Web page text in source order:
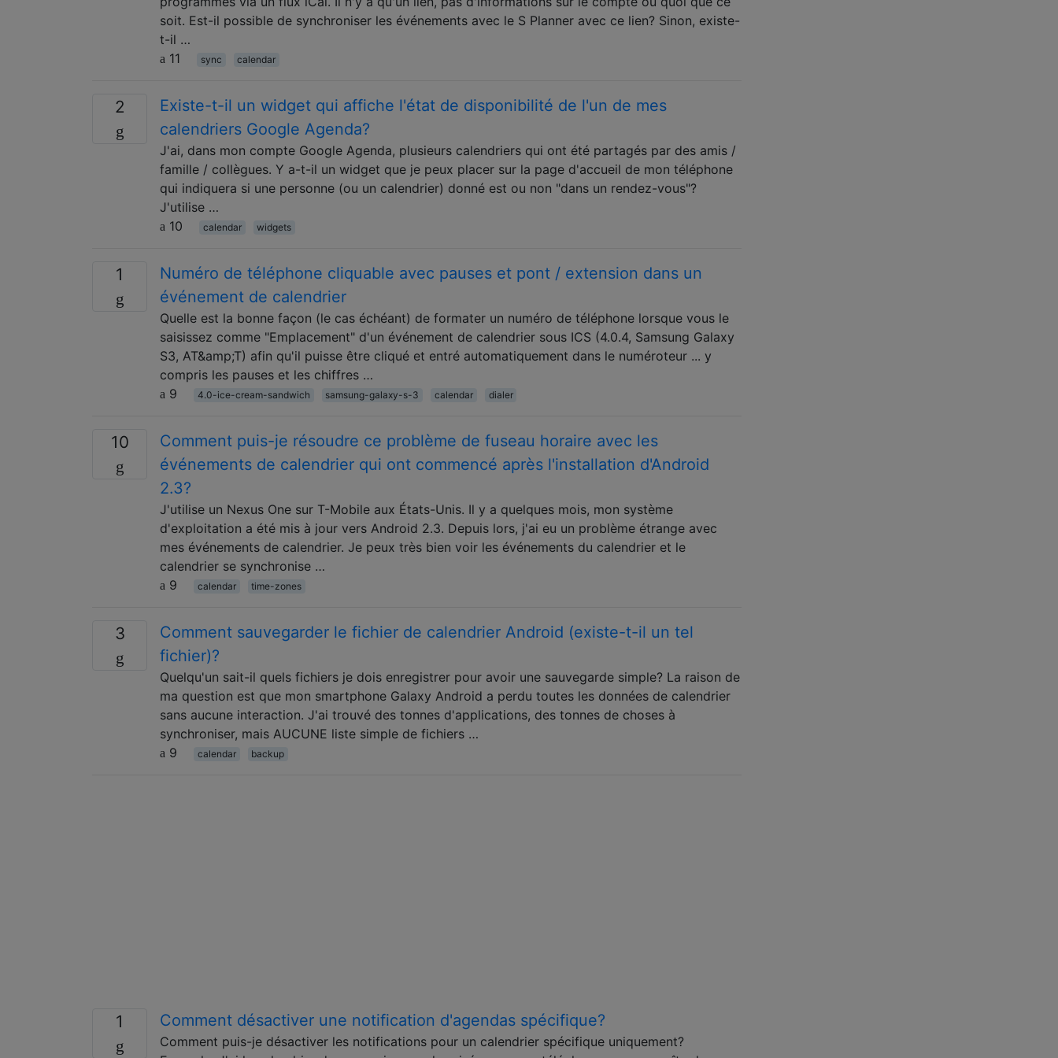
soit. Est-il possible de synchroniser les événements avec le S Planner avec ce lien? Sinon, existe-
t-il …
11
sync calendar
2
Existe-t-il un widget qui affiche l'état de disponibilité de l'un de mes
calendriers Google Agenda?
J'ai, dans mon compte Google Agenda, plusieurs calendriers qui ont été partagés par des amis /
famille / collègues. Y a-t-il un widget que je peux placer sur la page d'accueil de mon téléphone
qui indiquera si une personne (ou un calendrier) donné est ou non "dans un rendez-vous"?
J'utilise …
10
calendar widgets
1
Numéro de téléphone cliquable avec pauses et pont / extension dans un
événement de calendrier
Quelle est la bonne façon (le cas échéant) de formater un numéro de téléphone lorsque vous le
saisissez comme "Emplacement" d'un événement de calendrier sous ICS (4.0.4, Samsung Galaxy
S3, AT&amp;T) afin qu'il puisse être cliqué et entré automatiquement dans le numéroteur ... y
compris les pauses et les chiffres …
9
4.0-ice-cream-sandwich samsung-galaxy-s-3 calendar dialer
10
Comment puis-je résoudre ce problème de fuseau horaire avec les
événements de calendrier qui ont commencé après l'installation d'Android
2.3?
J'utilise un Nexus One sur T-Mobile aux États-Unis. Il y a quelques mois, mon système
d'exploitation a été mis à jour vers Android 2.3. Depuis lors, j'ai eu un problème étrange avec
mes événements de calendrier. Je peux très bien voir les événements du calendrier et le
calendrier se synchronise …
9
calendar time-zones
3
Comment sauvegarder le fichier de calendrier Android (existe-t-il un tel
fichier)?
Quelqu'un sait-il quels fichiers je dois enregistrer pour avoir une sauvegarde simple? La raison de
ma question est que mon smartphone Galaxy Android a perdu toutes les données de calendrier
sans aucune interaction. J'ai trouvé des tonnes d'applications, des tonnes de choses à
synchroniser, mais AUCUNE liste simple de fichiers …
9
calendar backup
1 Comment désactiver une notification d'agendas spécifique?
Comment puis-je désactiver les notifications pour un calendrier spécifique uniquement?